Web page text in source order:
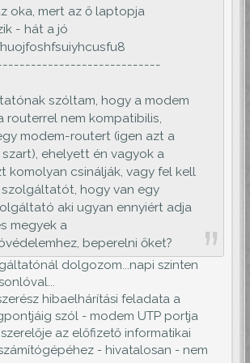
oka, mert az ő laptopja
- hát a jó
szóltam, hogy a modem
routerrel nem kompatibilis,
modem-routert (igen azt a
ehelyett én vagyok a
komolyan csinálják, vagy fel kell
szolgáltatót, hogy van egy
aki ugyan ennyiért adja
megyek a
beperelni őket?
dolgozom...napi szinten
hibaelhárítási feladata a
szól - modem UTP portja
az előfizető informatikai
- hivatalosan - nem